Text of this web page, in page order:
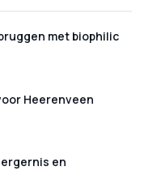
met biophilic
Heerenveen
en